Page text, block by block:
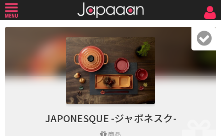
JAPONESQUE -ジャポネスク-